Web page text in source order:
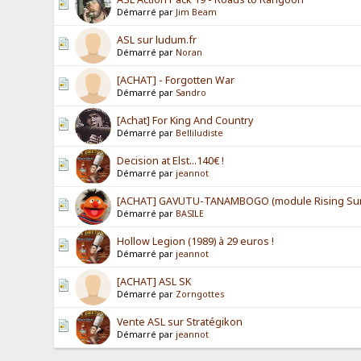
Démarré par Jim Beam
ASL sur ludum.fr
Démarré par Noran
[ACHAT] - Forgotten War
Démarré par Sandro
[Achat] For King And Country
Démarré par Belliludiste
Decision at Elst...140€ !
Démarré par jeannot
[ACHAT] GAVUTU-TANAMBOGO (module Rising
Démarré par BASILE
Hollow Legion (1989) à 29 euros !
Démarré par jeannot
[ACHAT] ASL SK
Démarré par Zorngottes
Vente ASL sur Stratégikon
Démarré par jeannot